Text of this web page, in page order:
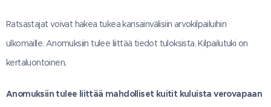
Ratsastajat voivat hakea tukea kansainvälisiin arvokilpailuihin
ulkomaille. Anomuksiin tulee liittää tiedot tuloksista. Kilpailutuki on
kertaluontoinen,
Anomuksiin tulee liittää mahdolliset kuitit kuluista verovapaan